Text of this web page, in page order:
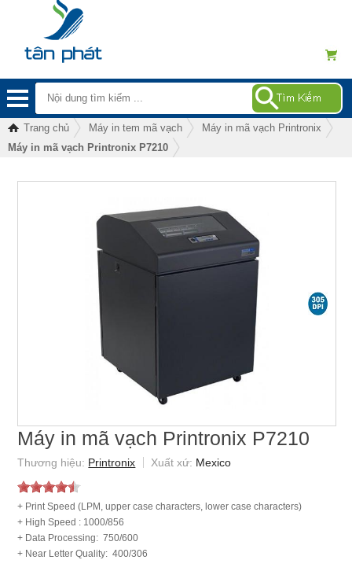
Trang chủ Máy in tem mã vạch
Máy in mã vạch Printronix
Máy in mã vạch Printronix P7210
Máy in mã vạch Printronix P7210
Printronix Mexico
+ Print Speed (LPM, upper case characters, lower case characters)
+ High Speed : 1000/856
+ Data Processing: 750/600
+ Near Letter Quality: 400/306